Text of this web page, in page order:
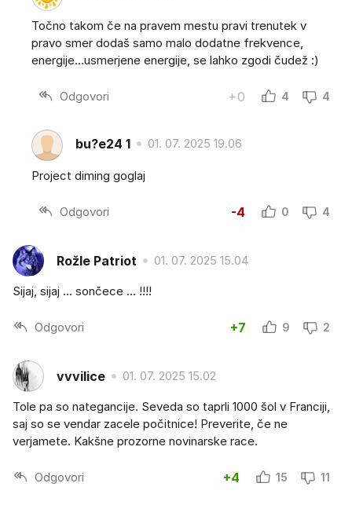
Točno takom če na pravem mestu pravi trenutek v
pravo smer dodaš samo malo dodatne frekvence,
energije...usmerjene energije, se lahko zgodi čudež :)
Odgovori +0 4 4
bu?e24 1 01. 07. 2025 19.06
Project diming goglaj
Odgovori -4 0 4
Rožle Patriot 01. 07. 2025 15.04
Sijaj, sijaj ... sončece ... !!!!
Odgovori +7 9 2
vvvilice 01. 07. 2025 15.02
Tole pa so nategancije. Seveda so taprli 1000 šol v Franciji,
saj so se vendar zacele počitnice! Preverite, če ne
verjamete. Kakšne prozorne novinarske race.
Odgovori +4 15 11